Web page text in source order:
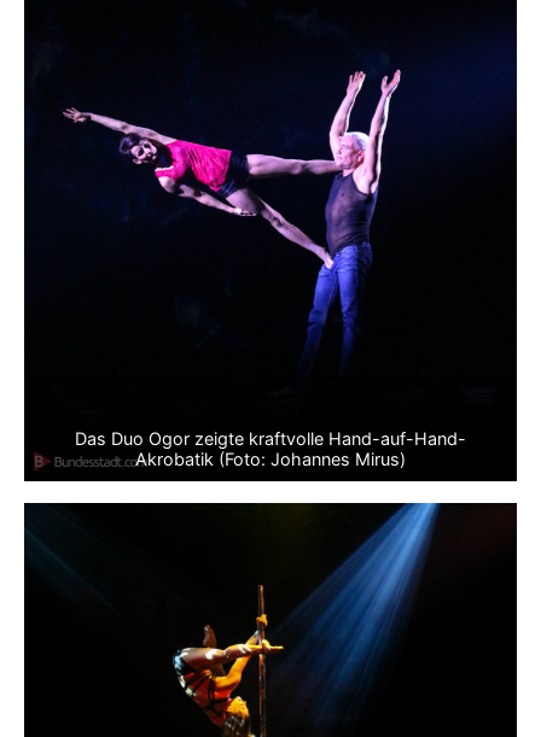
Das Duo Ogor zeigte kraftvolle Hand-auf-Hand-
Akrobatik (Foto: Johannes Mirus)